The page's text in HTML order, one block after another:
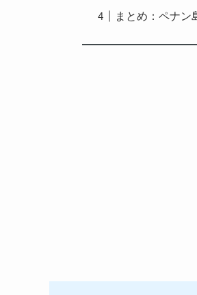
まとめ：ペナン